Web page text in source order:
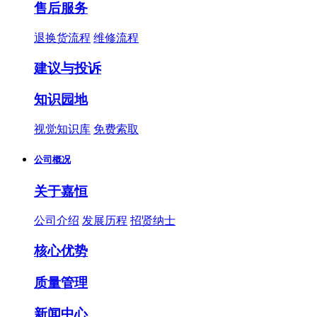
售后服务
退换货流程 维修流程
建议与投诉
知识园地
视觉知识库 免费索取
公司概况
关于嘉恒
公司介绍 发展历程 招贤纳士
核心优势
质量管理